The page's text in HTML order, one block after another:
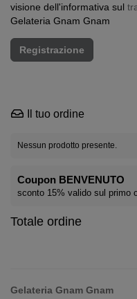
visione dell'informativa sul
Gelateria Gnam Gnam
Il tuo ordine
Nessun prodotto presente.
Coupon BENVENUTO
sconto 15% valido sul primo
Totale ordine
Gelateria Gnam Gnam